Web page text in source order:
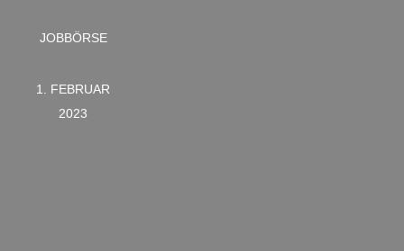
JOBBÖRSE
1. FEBRUAR
2023